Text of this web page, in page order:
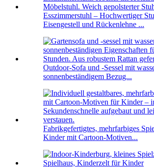
Esszimmerstuhl – Hochwertiger
Eisengestell und Rückenlehne ...
Outdoor-Sofa und -Sessel mit
sonnenbeständigem Bezug...
Fabrikgefertigtes, mehrfarbiges
Kinder mit Cartoon-Motiven...